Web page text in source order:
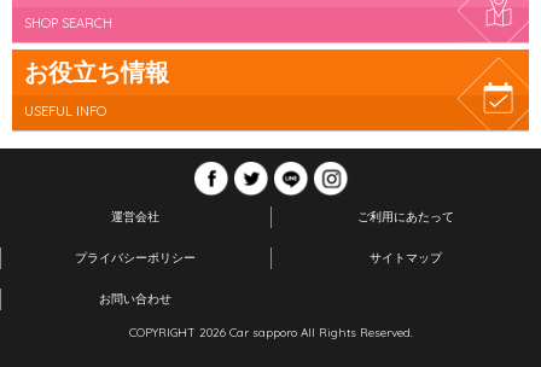
SHOP SEARCH
お役立ち情報
USEFUL INFO
運営会社 ご利用にあたって
プライバシーポリシー サイトマップ
お問い合わせ
COPYRIGHT 2026 Car sapporo All Rights Reserved.